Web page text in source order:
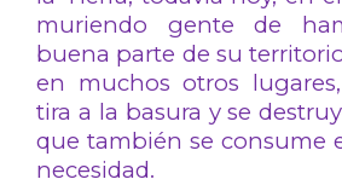
muriendo gente de
buena parte de su
en muchos otros
tira a la basura y se
que también se consume
necesidad.